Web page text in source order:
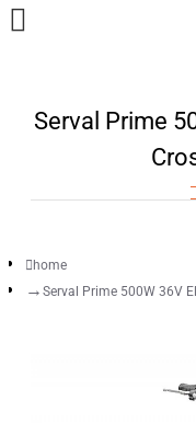
Serval Prime
home
Serval Prime 500W 36V